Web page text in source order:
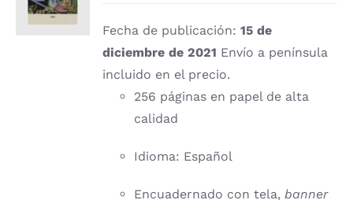
/
DETALLES
Fecha de publicación:15 de
diciembre de 2021 Envío a península
incluido en el precio.
256 páginas en papel de alta
calidad
Idioma: Español
Encuadernado con tela,banner